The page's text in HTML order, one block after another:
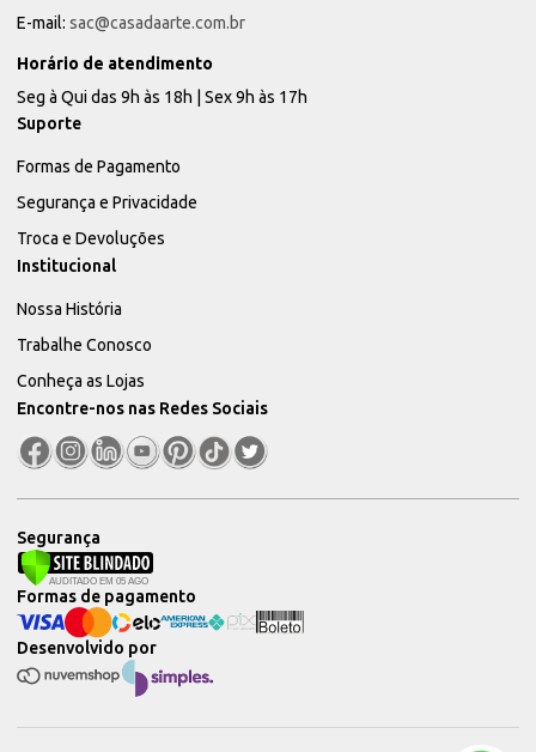
E-mail: sac@casadaarte.com.br
Horário de atendimento
Seg à Qui das 9h às 18h | Sex 9h às 17h
Suporte
Formas de Pagamento
Segurança e Privacidade
Troca e Devoluções
Institucional
Nossa História
Trabalhe Conosco
Conheça as Lojas
Encontre-nos nas Redes Sociais
Segurança
Desenvolvido por
Formas de pagamento